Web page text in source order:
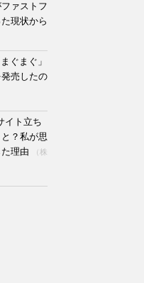
ァストフ
現状から
ぐまぐ」
売したの
イト立ち
？私が思
理由
（株